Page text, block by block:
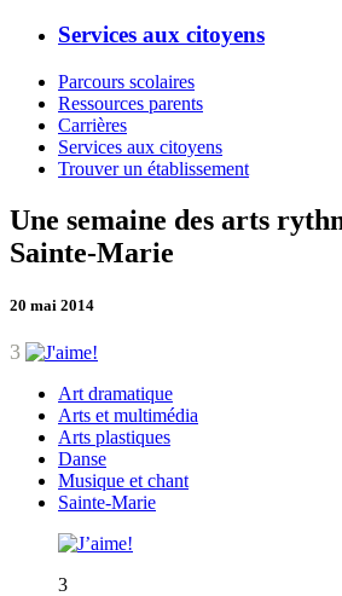
Services aux citoyens
Parcours scolaires
Ressources parents
Carrières
Services aux citoyens
Trouver un établissement
Une semaine des arts
Sainte-Marie
20 mai 2014
3
Art dramatique
Arts et multimédia
Arts plastiques
Danse
Musique et chant
Sainte-Marie
3